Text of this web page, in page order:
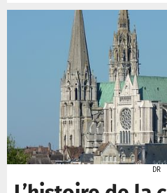
DR